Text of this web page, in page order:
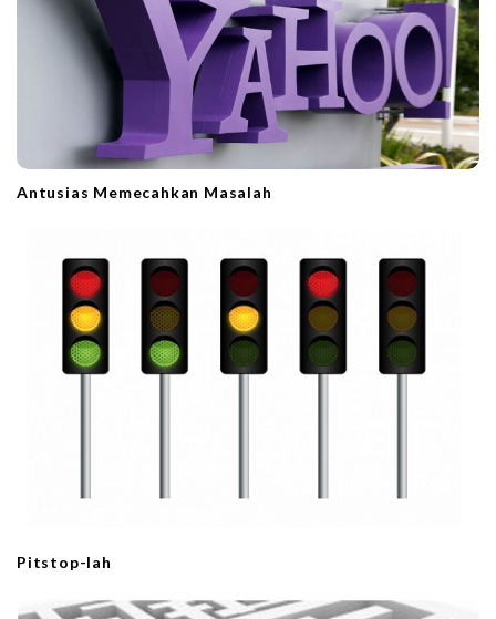
Antusias Memecahkan Masalah
Pitstop-lah